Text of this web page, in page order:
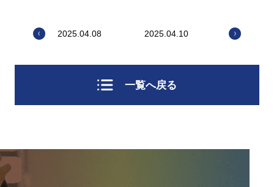
2025.04.08 2025.04.10
一覧へ戻る